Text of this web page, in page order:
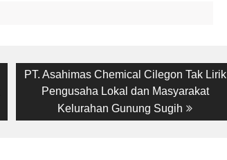
Next
post:
PT. Asahimas Chemical Cilegon Tak Lirik
Pengusaha Lokal dan Masyarakat
Kelurahan Gunung Sugih